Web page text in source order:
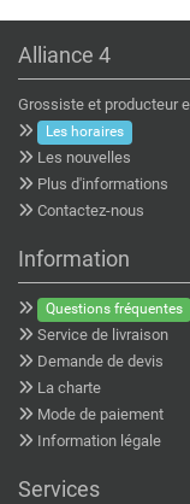
Alliance 4
Grossiste et producteur
Les horaires
Les nouvelles
Plus d'informations
Contactez-nous
Information
Questions fréquentes
Service de livraison
Demande de devis
La charte
Mode de paiement
Information légale
Services